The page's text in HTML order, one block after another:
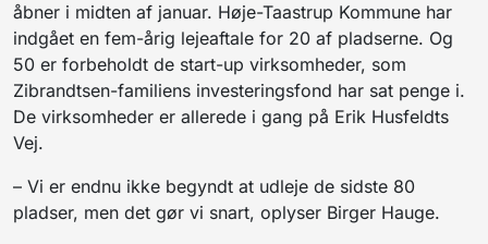
åbner i midten af januar. Høje-Taastrup Kommune har
indgået en fem-årig lejeaftale for 20 af pladserne. Og
50 er forbeholdt de start-up virksomheder, som
Zibrandtsen-familiens investeringsfond har sat penge i.
De virksomheder er allerede i gang på Erik Husfeldts
Vej.
– Vi er endnu ikke begyndt at udleje de sidste 80
pladser, men det gør vi snart, oplyser Birger Hauge.